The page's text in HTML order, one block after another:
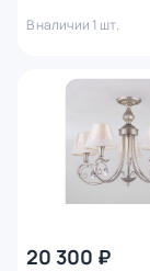
В наличии 1 шт.
20 300 ₽